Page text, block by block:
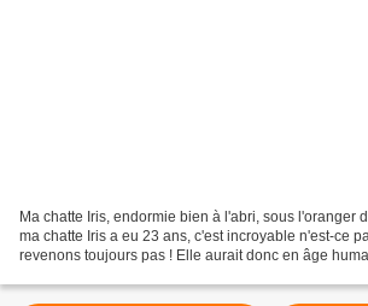
Ma chatte Iris, endormie bien à l'abri, sous l'oranger du jardin Hier
ma chatte Iris a eu 23 ans, c'est incroyable n'est-ce
revenons toujours pas ! Elle aurait donc en âge